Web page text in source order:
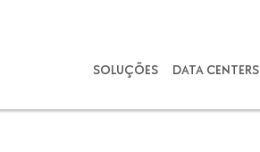
SOLUÇÕES DATA CENTERS